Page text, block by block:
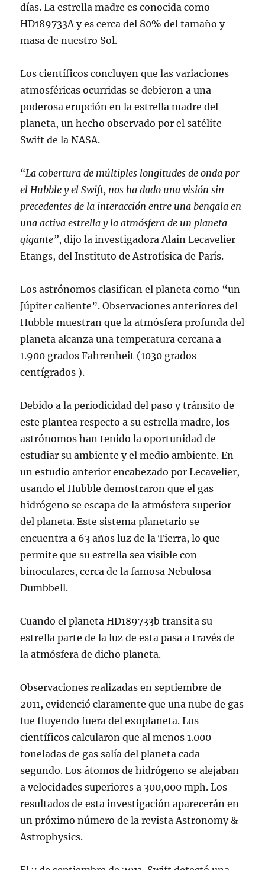
días. La estrella madre es conocida como
HD189733A y es cerca del 80% del tamaño y
masa de nuestro Sol.
Los científicos concluyen que las variaciones
atmosféricas ocurridas se debieron a una
poderosa erupción en la estrella madre del
planeta, un hecho observado por el satélite
Swift de la NASA.
“La cobertura de múltiples longitudes de onda por
el Hubble y el Swift, nos ha dado una visión sin
precedentes de la interacción entre una bengala en
una activa estrella y la atmósfera de un planeta
gigante”, dijo la investigadora Alain Lecavelier
Etangs, del Instituto de Astrofísica de París.
Los astrónomos clasifican el planeta como “un
Júpiter caliente”. Observaciones anteriores del
Hubble muestran que la atmósfera profunda del
planeta alcanza una temperatura cercana a
1.900 grados Fahrenheit (1030 grados
centígrados ).
Debido a la periodicidad del paso y tránsito de
este plantea respecto a su estrella madre, los
astrónomos han tenido la oportunidad de
estudiar su ambiente y el medio ambiente. En
un estudio anterior encabezado por Lecavelier,
usando el Hubble demostraron que el gas
hidrógeno se escapa de la atmósfera superior
del planeta. Este sistema planetario se
encuentra a 63 años luz de la Tierra, lo que
permite que su estrella sea visible con
binoculares, cerca de la famosa Nebulosa
Dumbbell.
Cuando el planeta HD189733b transita su
estrella parte de la luz de esta pasa a través de
la atmósfera de dicho planeta.
Observaciones realizadas en septiembre de
2011, evidenció claramente que una nube de gas
fue fluyendo fuera del exoplaneta. Los
científicos calcularon que al menos 1.000
toneladas de gas salía del planeta cada
segundo. Los átomos de hidrógeno se alejaban
a velocidades superiores a 300,000 mph. Los
resultados de esta investigación aparecerán en
un próximo número de la revista Astronomy &
Astrophysics.